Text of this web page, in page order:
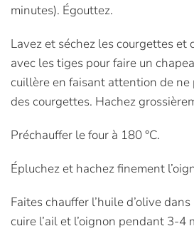
minutes). Égouttez.
Lavez et séchez les courgettes et
avec les tiges pour faire un
cuillère en faisant attention de ne
des courgettes. Hachez
Préchauffer le four à 180 °C.
Épluchez et hachez finement
Faites chauffer l’huile d’olive
cuire l’ail et l’oignon pendant 3-4